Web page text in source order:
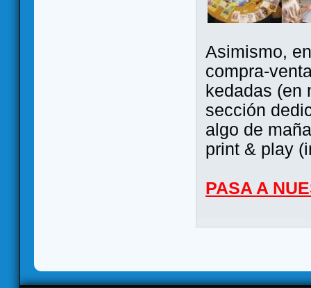
Asimismo,
compra-
kedadas (en
sección
algo de
print & play
PASA A